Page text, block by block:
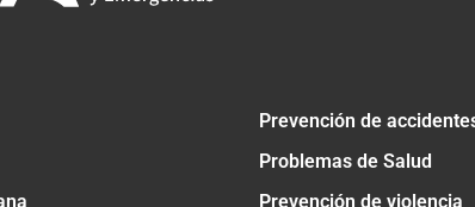
Prevención de
Problemas de Salud
Prevención de violencia